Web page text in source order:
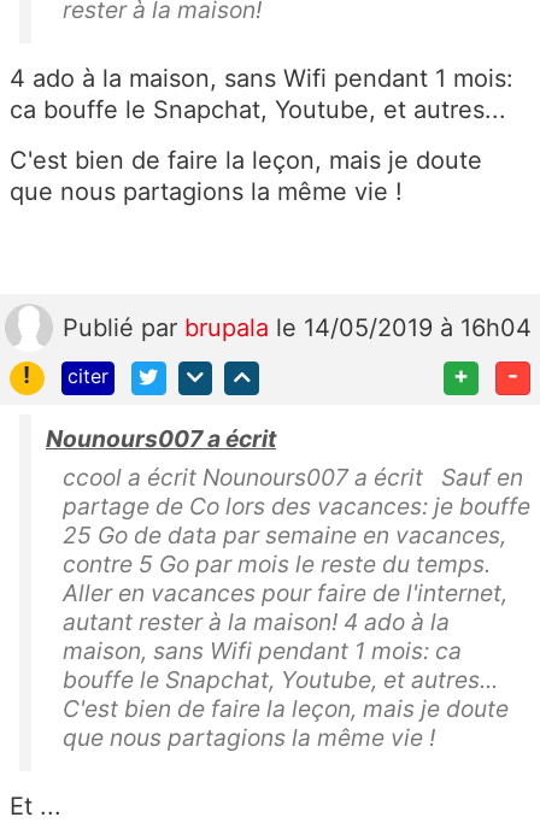
rester à la maison!
4 ado à la maison, sans Wifi pendant 1 mois:
ca bouffe le Snapchat, Youtube, et autres...
C'est bien de faire la leçon, mais je doute
que nous partagions la même vie !
Publié par brupala le 14/05/2019 à 16h04
!
citer + -
Nounours007 a écrit
ccool a écrit Nounours007 a écrit Sauf en
partage de Co lors des vacances: je bouffe
25 Go de data par semaine en vacances,
contre 5 Go par mois le reste du temps.
Aller en vacances pour faire de l'internet,
autant rester à la maison! 4 ado à la
maison, sans Wifi pendant 1 mois: ca
bouffe le Snapchat, Youtube, et autres...
C'est bien de faire la leçon, mais je doute
que nous partagions la même vie !
Et ...